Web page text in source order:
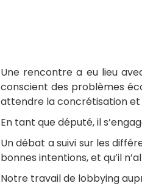
Une rencontre a eu lieu
conscient des problèmes
attendre la concrétisation et
En tant que député, il
Un débat a suivi sur les
bonnes intentions, et qu’il
Notre travail de lobbying